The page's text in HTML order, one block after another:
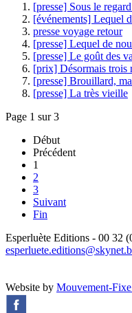
[presse] Sous le
[événements] Lequel
presse voyage retour
[presse] Lequel de
[presse] Le goût des
[prix] Désormais trois
[presse] Brouillard,
[presse] La très vieille
Page 1 sur 3
Début
Précédent
1
2
3
Suivant
Fin
Esperluète Editions - 00 32
Website by Mouvement-